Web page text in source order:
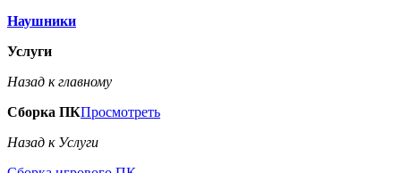
Наушники
Услуги
Назад к главному
Сборка ПКПросмотреть
Назад к Услуги